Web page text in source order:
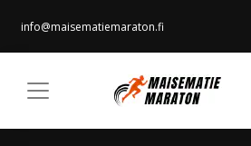
info@maisematiemaraton.fi